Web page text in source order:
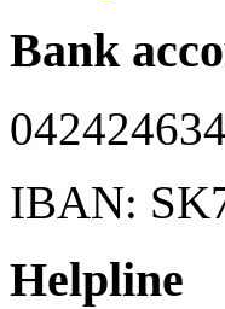
Bank
IBAN:
Helpline